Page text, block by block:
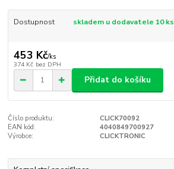
Dostupnost skladem u dodavatele 10 ks
453 Kč/ks
374 Kč bez DPH
Přidat do košíku
Číslo produktu:
CLICK70092
EAN kód:
4040849700927
Výrobce:
CLICKTRONIC